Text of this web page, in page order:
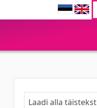
Laadi alla täistekst